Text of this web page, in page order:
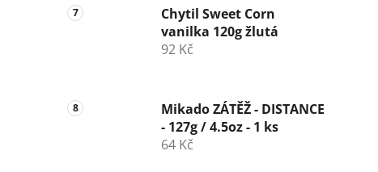
Chytil Sweet Corn
vanilka 120g žlutá
92 Kč
Mikado ZÁTĚŽ - DISTANCE
- 127g / 4.5oz - 1 ks
64 Kč